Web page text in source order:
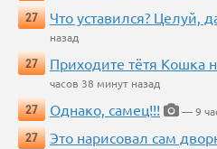
27
Что уставился? Целуй,
назад
27
Приходите тётя Кошка
часов 38 минут назад
27
Однако, самец!!!
— 9
27
Это нарисовал сам